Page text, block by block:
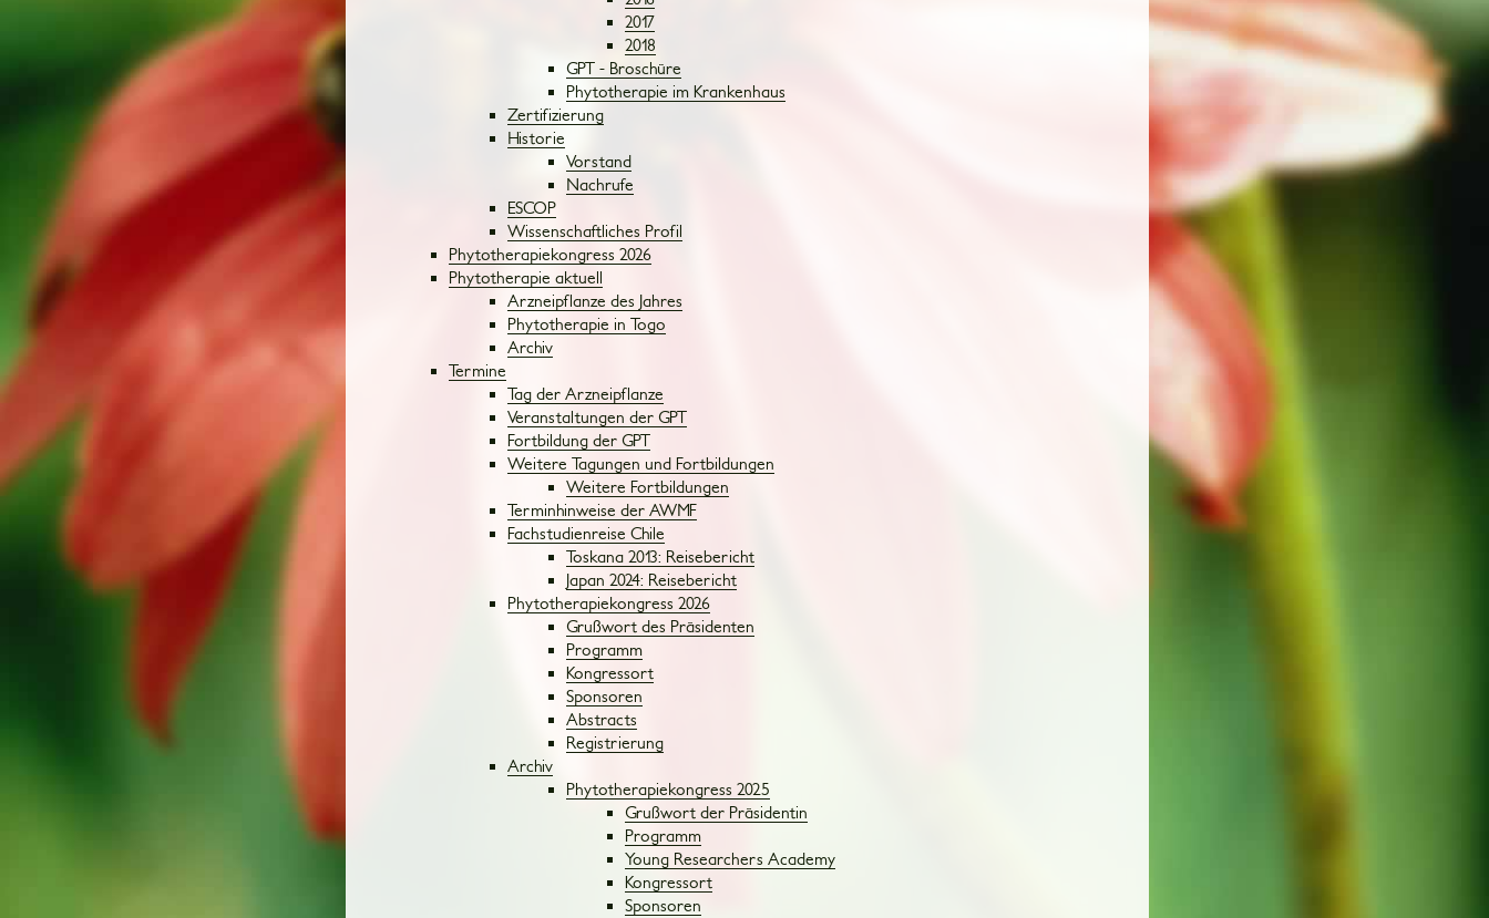
2017
2018
GPT - Broschüre
Phytotherapie im Krankenhaus
Zertifizierung
Historie
Vorstand
Nachrufe
ESCOP
Wissenschaftliches Profil
Phytotherapiekongress 2026
Phytotherapie aktuell
Arzneipflanze des Jahres
Phytotherapie in Togo
Archiv
Termine
Tag der Arzneipflanze
Veranstaltungen der GPT
Fortbildung der GPT
Weitere Tagungen und Fortbildungen
Weitere Fortbildungen
Terminhinweise der AWMF
Fachstudienreise Chile
Toskana 2013: Reisebericht
Japan 2024: Reisebericht
Phytotherapiekongress 2026
Grußwort des Präsidenten
Programm
Kongressort
Sponsoren
Abstracts
Registrierung
Archiv
Phytotherapiekongress 2025
Grußwort der Präsidentin
Programm
Young Researchers Academy
Kongressort
Sponsoren